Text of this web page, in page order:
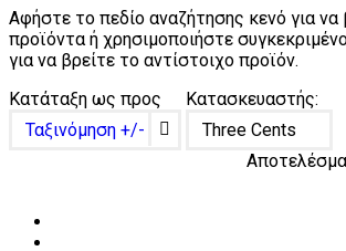
Αφήστε το πεδίο αναζήτησης κενό για να
προϊόντα ή χρησιμοποιήστε
για να βρείτε το αντίστοιχο προϊόν.
Κατάταξη ως προς
Ταξινόμηση +/-
Κατασκευαστής:
Three Cents